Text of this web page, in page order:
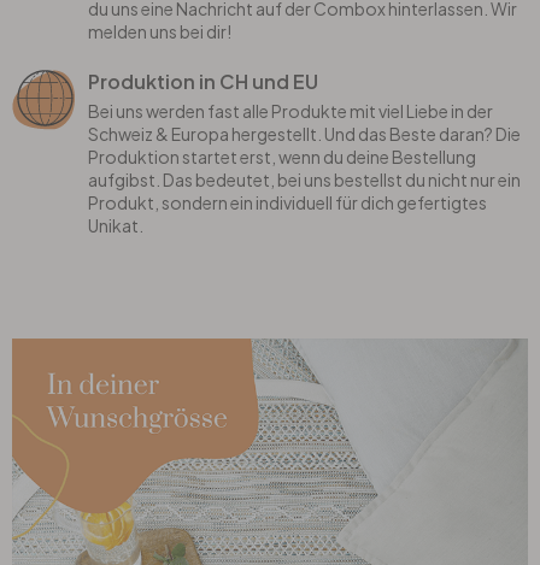
du uns eine Nachricht auf der Combox hinterlassen. Wir
melden uns bei dir!
Produktion in CH und EU
Bei uns werden fast alle Produkte mit viel Liebe in der
Schweiz & Europa hergestellt. Und das Beste daran? Die
Produktion startet erst, wenn du deine Bestellung
aufgibst. Das bedeutet, bei uns bestellst du nicht nur ein
Produkt, sondern ein individuell für dich gefertigtes
Unikat.